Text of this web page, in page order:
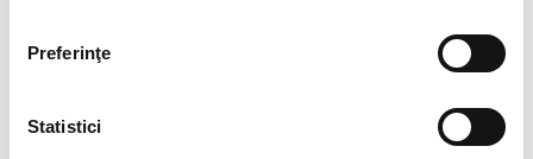
Preferinţe
Statistici